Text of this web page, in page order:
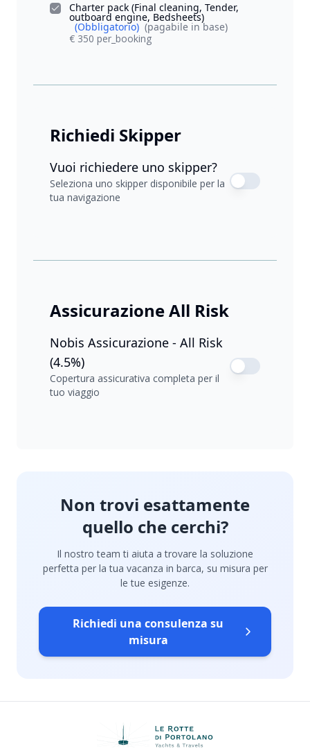
Charter pack (Final cleaning, Tender,
outboard engine, Bedsheets)
(Obbligatorio) (pagabile in base)
€ 350 per_booking
Richiedi Skipper
Vuoi richiedere uno skipper?
Seleziona uno skipper disponibile per la
tua navigazione
Assicurazione All Risk
Nobis Assicurazione - All Risk
(4.5%)
Copertura assicurativa completa per il
tuo viaggio
Non trovi esattamente
quello che cerchi?
Il nostro team ti aiuta a trovare la soluzione
perfetta per la tua vacanza in barca, su misura per
le tue esigenze.
Richiedi una consulenza su
misura